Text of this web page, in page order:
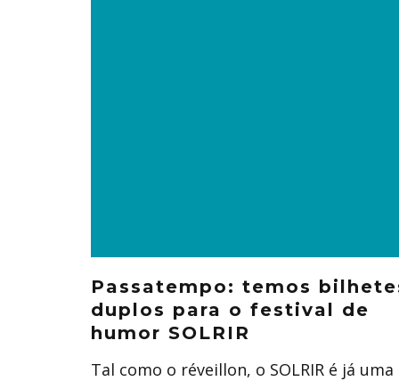
Passatempo: temos
duplos para o festival de
humor SOLRIR
Tal como o réveillon, o SOLRIR é já uma